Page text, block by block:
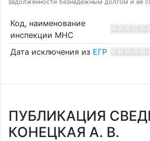
задолженности безнадежным долгом и ее
Код, наименование
инспекции МНС
Дата исключения из ЕГР
ПУБЛИКАЦИЯ
КОНЕЦКАЯ А. В.